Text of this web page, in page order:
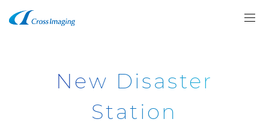
New Disaster
Station